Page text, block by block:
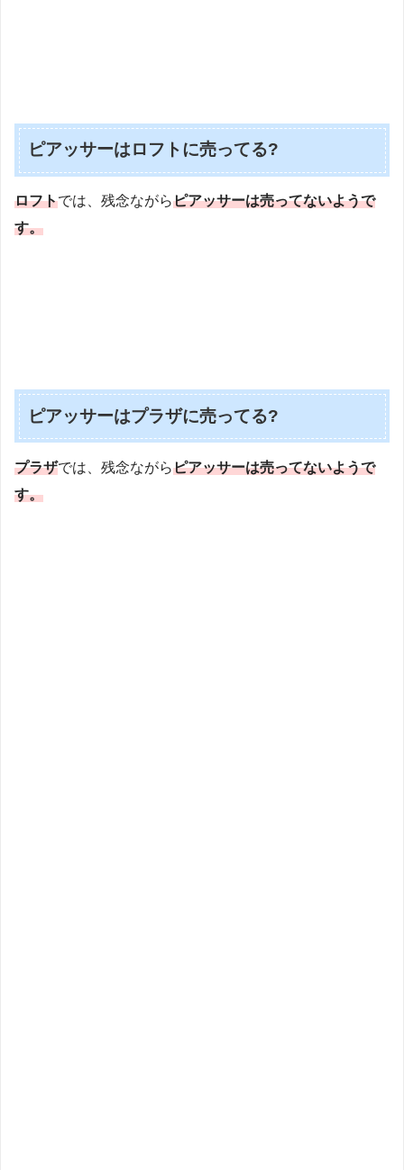
ピアッサーはロフトに売ってる?
ロフトでは、残念ながらピアッサーは売ってないようで
す。
ピアッサーはプラザに売ってる?
プラザでは、残念ながらピアッサーは売ってないようで
す。